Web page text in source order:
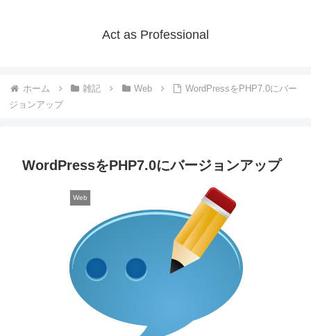
Act as Professional
ホーム 雑記 Web
WordPressをPHP7.0にバー
ジョンアップ
WordPressをPHP7.0にバージョンアップ
Web